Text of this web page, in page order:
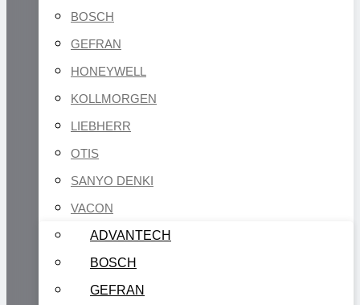
BOSCH
GEFRAN
HONEYWELL
KOLLMORGEN
LIEBHERR
OTIS
SANYO DENKI
VACON
ADVANTECH
BOSCH
GEFRAN